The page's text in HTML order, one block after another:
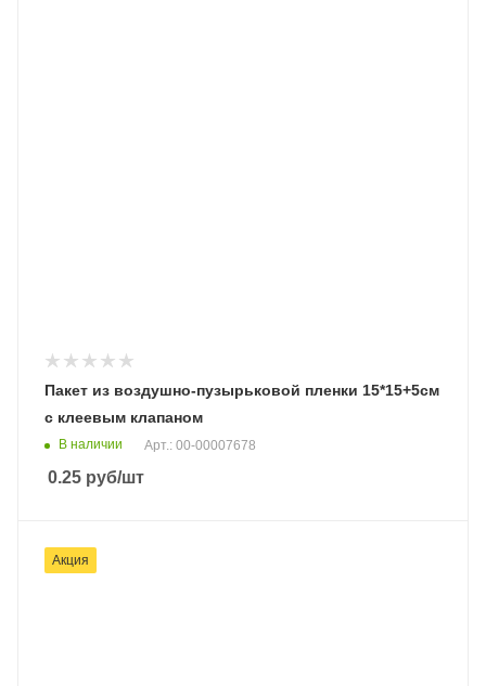
Пакет из воздушно-пузырьковой пленки 15*15+5см
с клеевым клапаном
В наличии Арт.: 00-00007678
0.25 руб/шт
Акция